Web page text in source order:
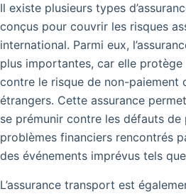
Il existe plusieurs types
conçus pour couvrir les risques
international. Parmi eux,
plus importantes, car elle protège
contre le risque de non-paiement
étrangers. Cette assurance
se prémunir contre les défauts de
problèmes financiers rencontrés
des événements imprévus tels
L’assurance transport est